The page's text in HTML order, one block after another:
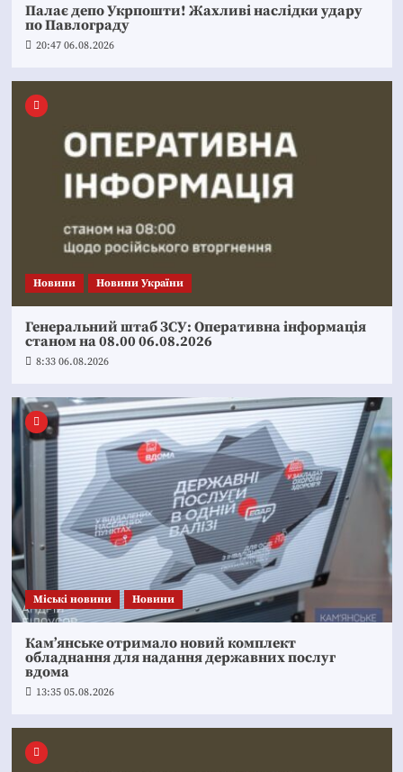
Палає депо Укрпошти! Жахливі наслідки удару
по Павлограду
20:47 06.08.2026
Новини Новини України
Генеральний штаб ЗСУ: Оперативна інформація
станом на 08.00 06.08.2026
8:33 06.08.2026
Mіські новини Новини
Кам’янське отримало новий комплект
обладнання для надання державних послуг
вдома
13:35 05.08.2026